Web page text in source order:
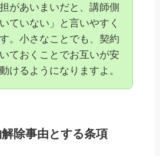
があいまいだと、講師側
ていない」と言いやすく
。小さなことでも、契約
ておくことでお互いが安
けるようになりますよ。
除事由とする条項